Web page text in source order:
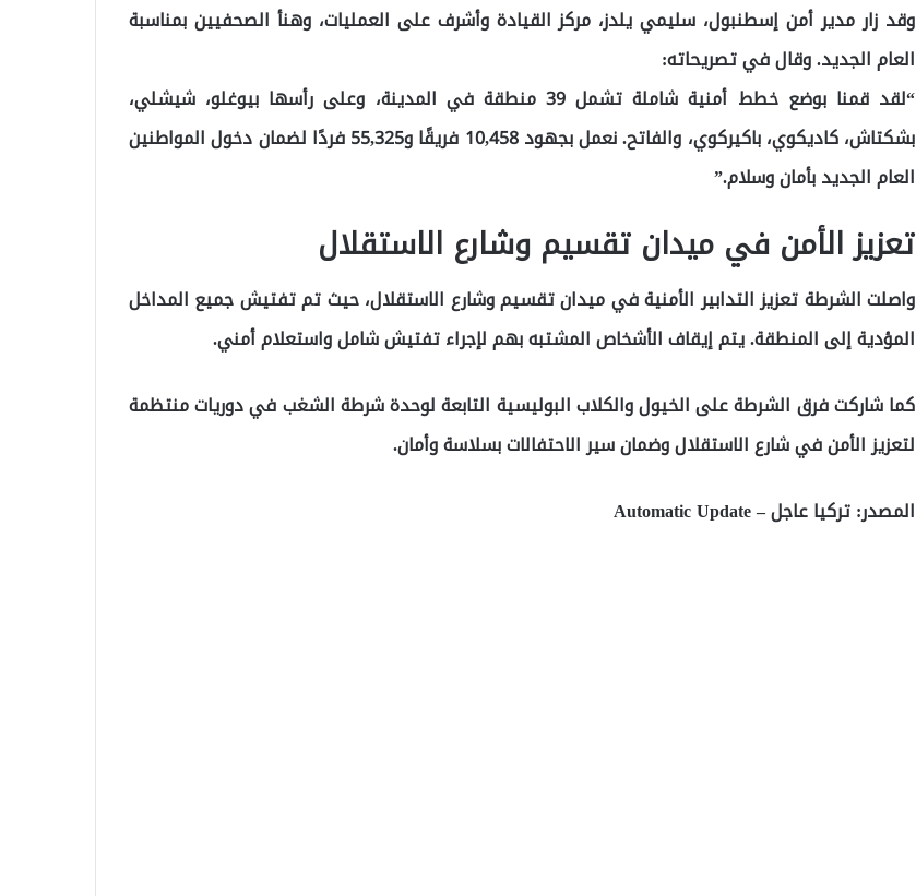
وقد زار مدير أمن إسطنبول، سليمي يلدز، مركز القيادة وأشرف على العمليات، وهنأ الصحفيين بمناسبة
العام الجديد. وقال في تصريحاته:
“لقد قمنا بوضع خطط أمنية شاملة تشمل 39 منطقة في المدينة، وعلى رأسها بيوغلو، شيشلي،
بشكتاش، كاديكوي، باكيركوي، والفاتح. نعمل بجهود 10,458 فريقًا و55,325 فردًا لضمان دخول المواطنين
العام الجديد بأمان وسلام.”
تعزيز الأمن في ميدان تقسيم وشارع الاستقلال
واصلت الشرطة تعزيز التدابير الأمنية في ميدان تقسيم وشارع الاستقلال، حيث تم تفتيش جميع المداخل
المؤدية إلى المنطقة. يتم إيقاف الأشخاص المشتبه بهم لإجراء تفتيش شامل واستعلام أمني.
كما شاركت فرق الشرطة على الخيول والكلاب البوليسية التابعة لوحدة شرطة الشغب في دوريات منتظمة
لتعزيز الأمن في شارع الاستقلال وضمان سير الاحتفالات بسلاسة وأمان.
المصدر: تركيا عاجل – Automatic Update